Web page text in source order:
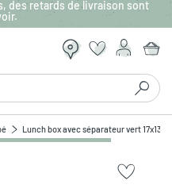
des retards de livraison sont
Lunch box avec séparateur vert